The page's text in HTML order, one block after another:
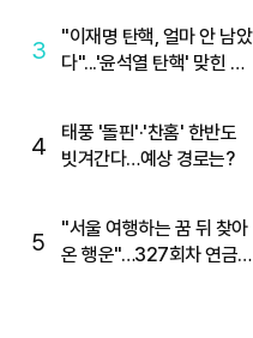
3
"이재명 탄핵, 얼마 안 남았
다"...'윤석열 탄핵' 맞힌 무
4
태풍 '돌핀'·'찬홈' 한반도
빗겨간다…예상 경로는?
5
"서울 여행하는 꿈 뒤 찾아
온 행운"…327회차 연금